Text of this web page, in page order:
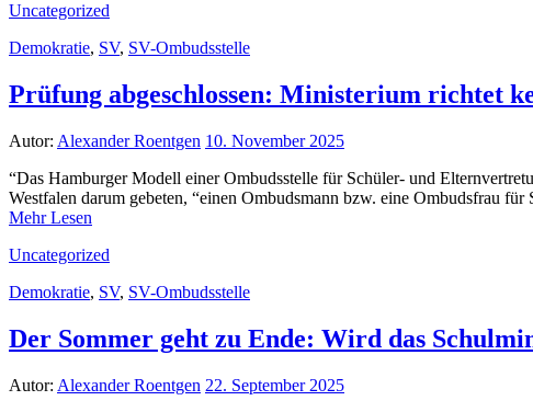
Uncategorized
Demokratie, SV, SV-Ombudsstelle
Prüfung abgeschlossen: Ministerium richtet
Autor: Alexander Roentgen 10. November 2025
“Das Hamburger Modell einer Ombudsstelle für Schüler- und
Westfalen darum gebeten, “einen Ombudsmann bzw. eine Ombudsfrau
Mehr Lesen
Uncategorized
Demokratie, SV, SV-Ombudsstelle
Der Sommer geht zu Ende: Wird das
Autor: Alexander Roentgen 22. September 2025